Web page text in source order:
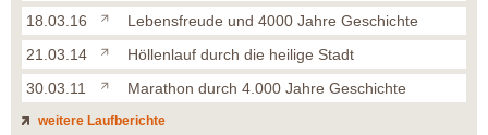
18.03.16
Lebensfreude und 4000 Jahre Geschichte
21.03.14
Höllenlauf durch die heilige Stadt
30.03.11
Marathon durch 4.000 Jahre Geschichte
weitere Laufberichte